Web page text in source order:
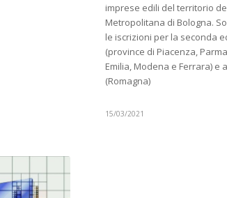
imprese edili del territorio
Metropolitana di Bologna.
le iscrizioni per la seconda
(province di Piacenza,
Emilia, Modena e Ferrara) e
(Romagna)
15/03/2021